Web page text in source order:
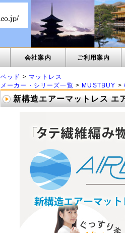
会社案内 ご利用案内
ベッド > マットレス
メーカー・シリーズ一覧 > MUSTBUY >
新構造エアーマットレス